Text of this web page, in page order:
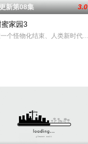
选择而陷入扭曲的塔罗牌
新第08集 3.0
蜜家园3
个怪物化结束、人类新时代